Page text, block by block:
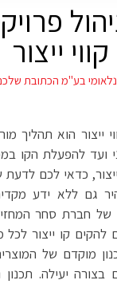
קווי ייצור
בע"מ הכתובת
ייצור הוא תהליך
ועד להפעלת הקו
כדאי לכם לדעת
גם ללא ידע
של חברת סחר
להקים קו ייצור
מוקדם של
בצורה יעילה.